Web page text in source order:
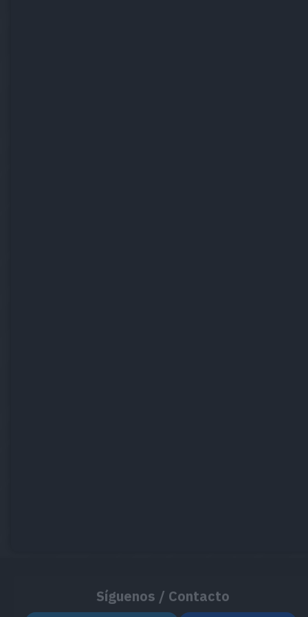
Síguenos / Contacto